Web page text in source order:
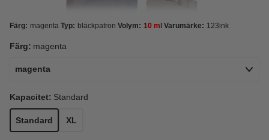
Färg: magenta Typ: bläckpatron Volym: 10 ml Varumärke: 123ink
Färg: magenta
magenta
Kapacitet: Standard
Standard XL